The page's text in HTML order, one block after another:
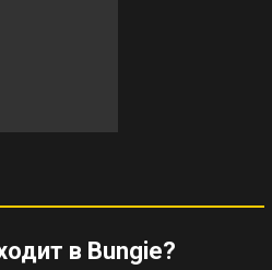
в Bungie?